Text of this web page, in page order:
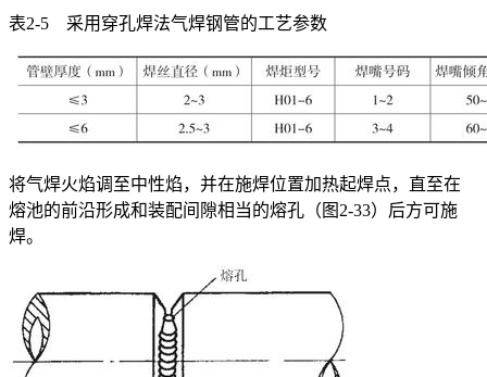
表2-5 采用穿孔焊法气焊钢管的工艺参数
将气焊火焰调至中性焰，并在施焊位置加热起焊点，直至在
熔池的前沿形成和装配间隙相当的熔孔（图2-33）后方可施
焊。